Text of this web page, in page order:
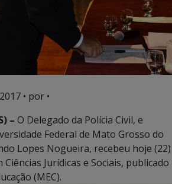
• por •
– O Delegado da Polícia Civil, e
Federal de Mato Grosso do
Lopes Nogueira, recebeu hoje (22)
Jurídicas e Sociais, publicado
(MEC).